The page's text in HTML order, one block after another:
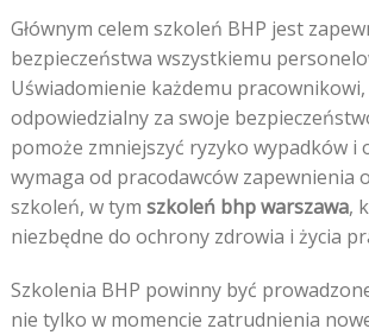
Głównym celem szkoleń BHP jest
bezpieczeństwa wszystkiemu
Uświadomienie każdemu
odpowiedzialny za swoje
pomoże zmniejszyć ryzyko wypadków i
wymaga od pracodawców zapewnienia
szkoleń, w tym szkoleń bhp warszawa,
niezbędne do ochrony zdrowia i życia
Szkolenia BHP powinny być
nie tylko w momencie zatrudnienia